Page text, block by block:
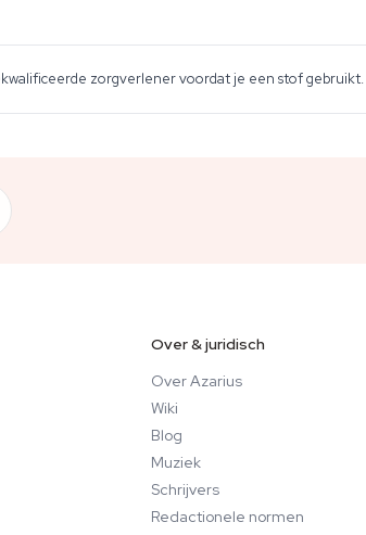
zorgverlener voordat je een stof gebruikt.
Over & juridisch
Over Azarius
Wiki
Blog
Muziek
Schrijvers
Redactionele normen